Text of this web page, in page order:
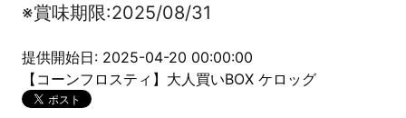
※賞味期限:2025/08/31
提供開始日: 2025-04-20 00:00:00
【コーンフロスティ】大人買いBOX ケロッグ